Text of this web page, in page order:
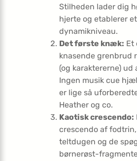
Stilheden lader dig
hjerte og etablerer
dynamikniveau.
Det første knæk: Et
knasende grenbrud
(og karaktererne) ud
Ingen musik cue
er lige så
Heather og co.
Kaotisk crescendo:
crescendo af
teltdugen og de
børnerøst-